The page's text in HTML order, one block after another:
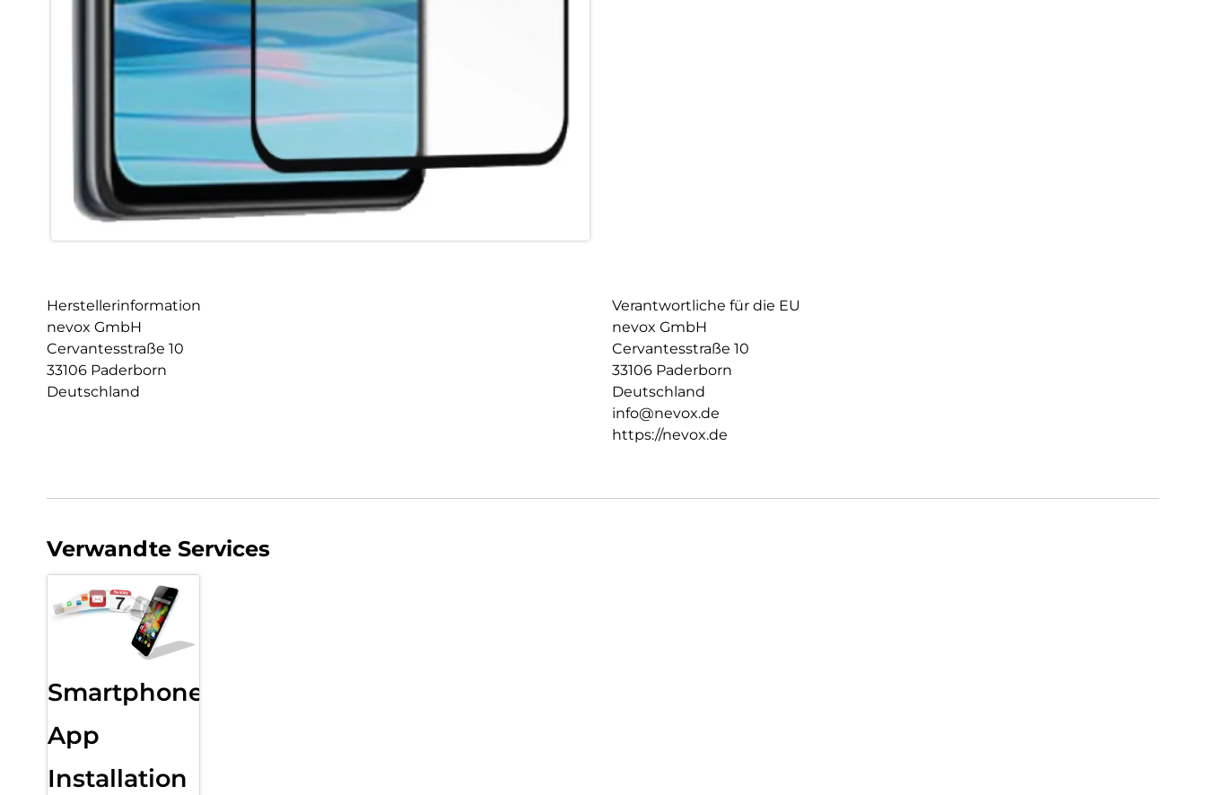
Herstellerinformation
nevox GmbH
Cervantesstraße 10
33106 Paderborn
Deutschland
Verantwortliche für die EU
nevox GmbH
Cervantesstraße 10
33106 Paderborn
Deutschland
info@nevox.de
https://nevox.de
Verwandte Services
Smartphone
App
Installation